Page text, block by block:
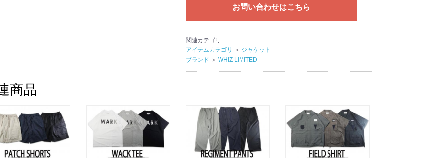
お問い合わせはこちら
関連カテゴリ
アイテムカテゴリ
＞ ジャケット
ブランド ＞ WHIZ LIMITED
商品